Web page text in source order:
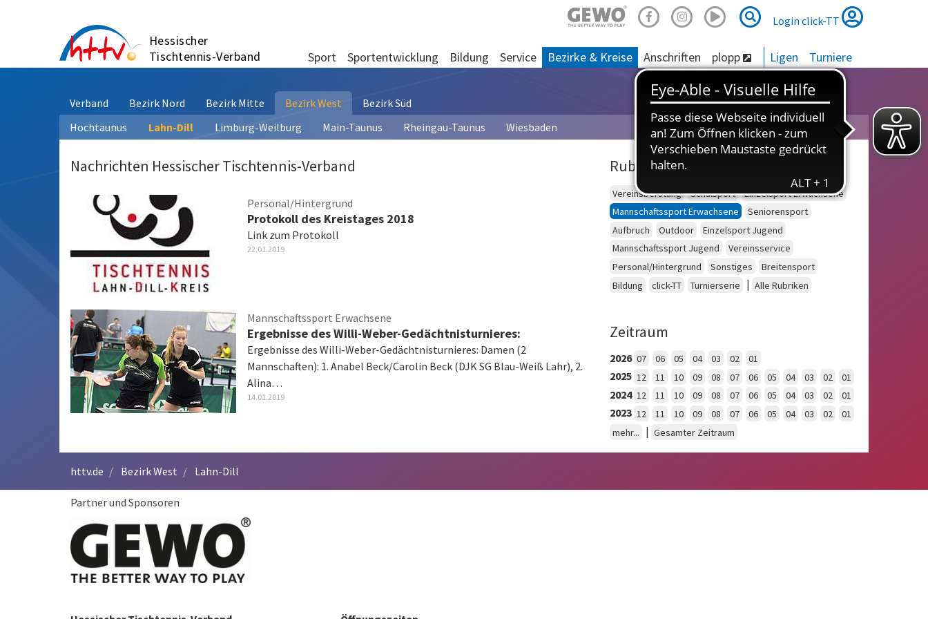
Hessischer
Tischtennis-Verband
Suche
Suche
Login click-TT
Sport Sportentwicklung Bildung Service Bezirke & Kreise Anschriften plopp Ligen Turniere
Verband Bezirk Nord Bezirk Mitte Bezirk West
Bezirk Süd
Hochtaunus
Lahn-Dill Limburg-Weilburg Main-Taunus Rheingau-Taunus Wiesbaden
Nachrichten Hessischer Tischtennis-Verband
Personal/Hintergrund
Protokoll des Kreistages 2018
Link zum Protokoll
22.01.2019
Mannschaftssport Erwachsene
Ergebnisse des Willi-Weber-Gedächtnisturnieres:
Ergebnisse des Willi-Weber-Gedächtnisturnieres: Damen (2
Mannschaften): 1. Anabel Beck/Carolin Beck (DJK SG Blau-Weiß Lahr), 2.
Alina…
14.01.2019
Rubriken
Vereinsberatung Schulsport
Einzelsport Erwachsene
Mannschaftssport Erwachsene
Seniorensport
Aufbruch
Outdoor
Einzelsport Jugend
Mannschaftssport Jugend
Vereinsservice
Personal/Hintergrund
Sonstiges
Breitensport
Bildung
click-TT Turnierserie | Alle Rubriken
Zeitraum
2026 07 06 05 04 03 02 01
2025 12 11 10 09 08 07 06 05 04 03 02 01
2024 12 11 10 09 08 07 06 05 04 03 02 01
2023 12 11 10 09 08 07 06 05 04 03 02
01
mehr...
| Gesamter Zeitraum
httv.de Bezirk West Lahn-Dill
Partner und Sponsoren